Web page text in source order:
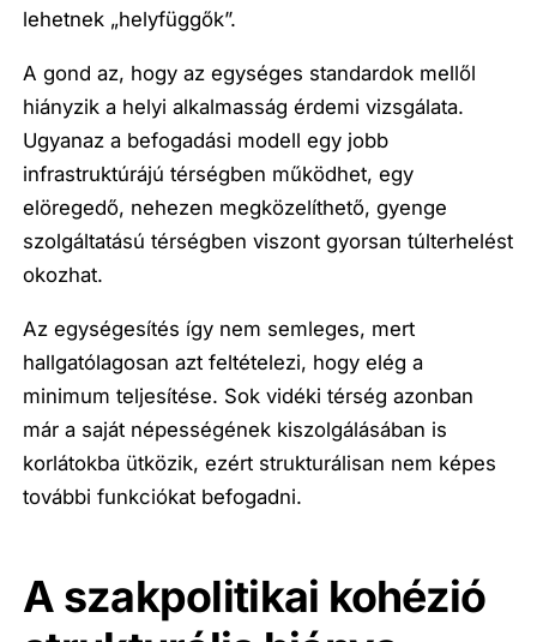
lehetnek „helyfüggők”.
A gond az, hogy az egységes standardok mellől
hiányzik a helyi alkalmasság érdemi vizsgálata.
Ugyanaz a befogadási modell egy jobb
infrastruktúrájú térségben működhet, egy
elöregedő, nehezen megközelíthető, gyenge
szolgáltatású térségben viszont gyorsan túlterhelést
okozhat.
Az egységesítés így nem semleges, mert
hallgatólagosan azt feltételezi, hogy elég a
minimum teljesítése. Sok vidéki térség azonban
már a saját népességének kiszolgálásában is
korlátokba ütközik, ezért strukturálisan nem képes
további funkciókat befogadni.
A szakpolitikai kohézió